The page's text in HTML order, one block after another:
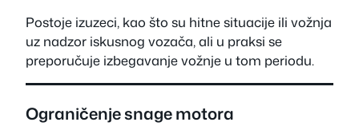
Postoje izuzeci, kao što su hitne situacije ili vožnja
uz nadzor iskusnog vozača, ali u praksi se
preporučuje izbegavanje vožnje u tom periodu.
Ograničenje snage motora